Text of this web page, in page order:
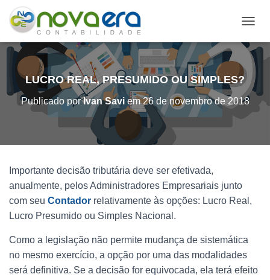
L
T
R
N
A
V
Ã
LUCRO REAL, PRESUMIDO OU SIMPLES?
Publicado porIvan Saviem26 de novembro de 2018
Importante decisão tributária deve ser efetivada,
anualmente, pelos Administradores Empresariais junto
com seu Contador relativamente às opções: Lucro Real,
Lucro Presumido ou Simples Nacional.
Como a legislação não permite mudança de sistemática
no mesmo exercício, a opção por uma das modalidades
será definitiva. Se a decisão for equivocada, ela terá efeito